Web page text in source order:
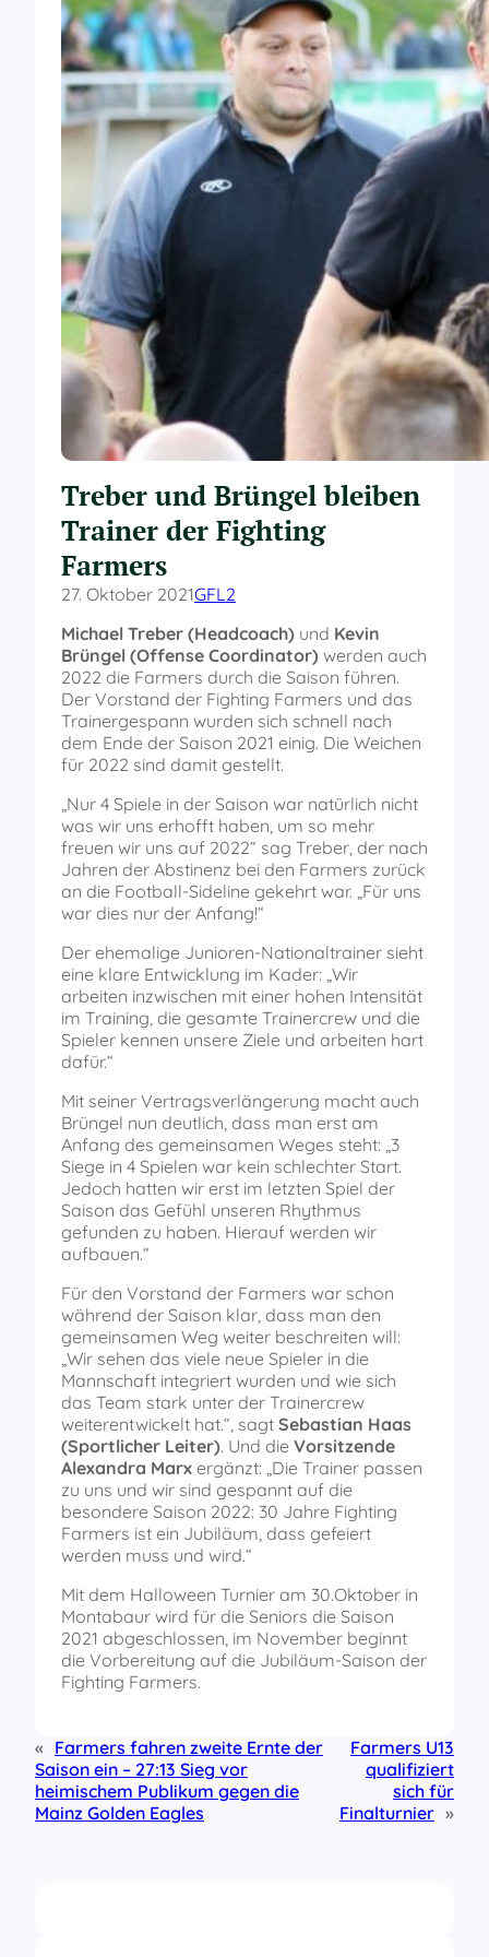
Treber und Brüngel bleiben
Trainer der Fighting
Farmers
27. Oktober 2021GFL2
Michael Treber (Headcoach) und Kevin
Brüngel (Offense Coordinator) werden auch
2022 die Farmers durch die Saison führen.
Der Vorstand der Fighting Farmers und das
Trainergespann wurden sich schnell nach
dem Ende der Saison 2021 einig. Die Weichen
für 2022 sind damit gestellt.
„Nur 4 Spiele in der Saison war natürlich nicht
was wir uns erhofft haben, um so mehr
freuen wir uns auf 2022“ sag Treber, der nach
Jahren der Abstinenz bei den Farmers zurück
an die Football-Sideline gekehrt war. „Für uns
war dies nur der Anfang!“
Der ehemalige Junioren-Nationaltrainer sieht
eine klare Entwicklung im Kader: „Wir
arbeiten inzwischen mit einer hohen Intensität
im Training, die gesamte Trainercrew und die
Spieler kennen unsere Ziele und arbeiten hart
dafür.“
Mit seiner Vertragsverlängerung macht auch
Brüngel nun deutlich, dass man erst am
Anfang des gemeinsamen Weges steht: „3
Siege in 4 Spielen war kein schlechter Start.
Jedoch hatten wir erst im letzten Spiel der
Saison das Gefühl unseren Rhythmus
gefunden zu haben. Hierauf werden wir
aufbauen.“
Für den Vorstand der Farmers war schon
während der Saison klar, dass man den
gemeinsamen Weg weiter beschreiten will:
„Wir sehen das viele neue Spieler in die
Mannschaft integriert wurden und wie sich
das Team stark unter der Trainercrew
weiterentwickelt hat.“, sagt Sebastian Haas
(Sportlicher Leiter). Und die Vorsitzende
Alexandra Marx ergänzt: „Die Trainer passen
zu uns und wir sind gespannt auf die
besondere Saison 2022: 30 Jahre Fighting
Farmers ist ein Jubiläum, dass gefeiert
werden muss und wird.“
Mit dem Halloween Turnier am 30.Oktober in
Montabaur wird für die Seniors die Saison
2021 abgeschlossen, im November beginnt
die Vorbereitung auf die Jubiläum-Saison der
Fighting Farmers.
« Farmers fahren zweite Ernte der
Saison ein – 27:13 Sieg vor
heimischem Publikum gegen die
Mainz Golden Eagles
Farmers U13
qualifiziert
sich für
Finalturnier »